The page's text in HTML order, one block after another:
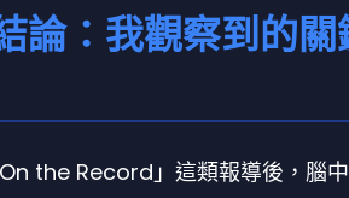
論：我觀察到的關
the Record」這類報導後，腦